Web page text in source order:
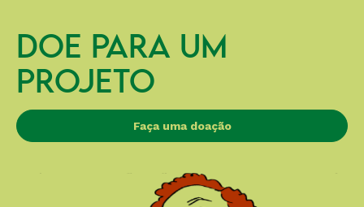
DOE PARA UM
PROJETO
Faça uma doação